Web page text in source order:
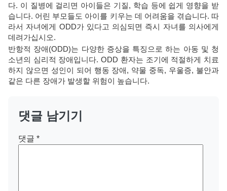
다. 이 질병에 걸리면 아이들은 기질, 학습 등에 쉽게 영향을 받
습니다. 어린 부모들도 아이를 키우는 데 어려움을 겪습니다. 따
라서 자녀에게 ODD가 있다고 의심되면 즉시 자녀를 의사에게
데려가십시오.
반항적 장애(ODD)는 다양한 증상을 특징으로 하는 아동 및 청
소년의 심리적 장애입니다. ODD 환자는 조기에 적절하게 치료
하지 않으면 성인이 되어 행동 장애, 약물 중독, 우울증, 불안과
같은 다른 장애가 발생할 위험이 높습니다.
댓글 남기기
댓글 *